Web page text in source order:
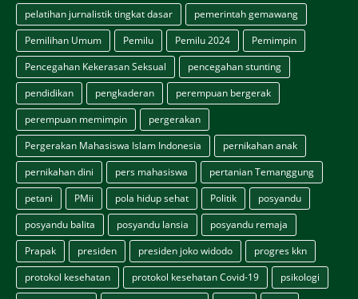
pelatihan jurnalistik tingkat dasar
pemerintah gemawang
Pemilihan Umum
Pemilu Pemilu 2024
Pemimpin
Pencegahan Kekerasan Seksual
pencegahan stunting
pendidikan
pengkaderan
perempuan bergerak
perempuan memimpin
pergerakan
Pergerakan Mahasiswa Islam Indonesia
pernikahan anak
pernikahan dini
pers mahasiswa
pertanian Temanggung
petani
PMii pola hidup sehat Politik
posyandu
posyandu balita
posyandu lansia
posyandu remaja
Prapak
presiden presiden joko widodo
progres kkn
protokol kesehatan
protokol kesehatan Covid-19
psikologi